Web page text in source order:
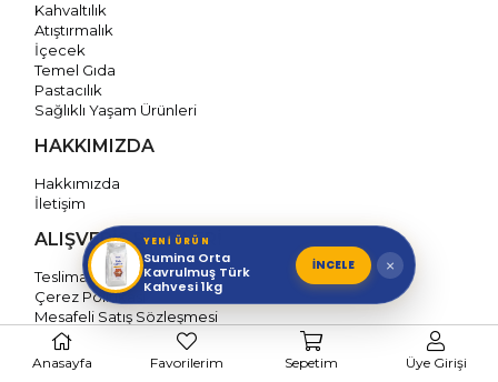
Kahvaltılık
Atıştırmalık
İçecek
Temel Gıda
Pastacılık
Sağlıklı Yaşam Ürünleri
HAKKIMIZDA
Hakkımızda
İletişim
ALIŞVERİŞ BİLGİLERİ
Teslimat / İptal / İade Politikası
Çerez Politikası
Mesafeli Satış Sözleşmesi
Gizlilik Politikası
Kişisel Verilerin Korunması
YENİ ÜRÜN
Sumina Orta
Kavrulmuş Türk
Kahvesi 1kg
İNCELE ×
Anasayfa Favorilerim Sepetim Üye Girişi